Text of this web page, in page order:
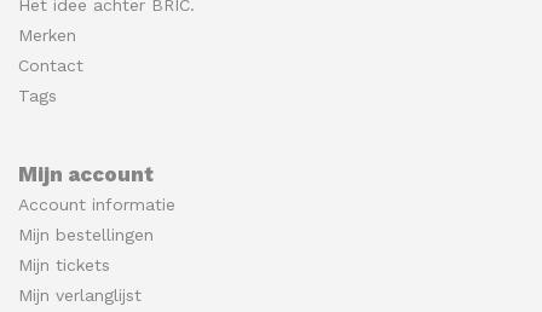
Het idee achter BRIC.
Merken
Contact
Tags
Mijn account
Account informatie
Mijn bestellingen
Mijn tickets
Mijn verlanglijst